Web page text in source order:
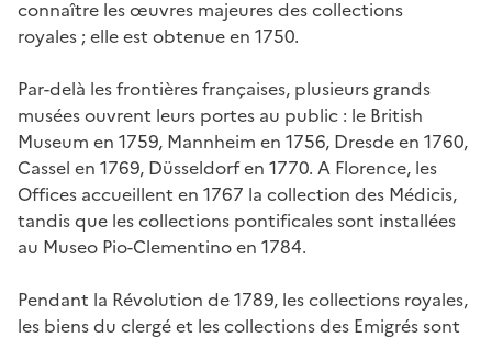
connaître les œuvres majeures des collections
royales ; elle est obtenue en 1750.
Par-delà les frontières françaises, plusieurs grands
musées ouvrent leurs portes au public : le British
Museum en 1759, Mannheim en 1756, Dresde en 1760,
Cassel en 1769, Düsseldorf en 1770. A Florence, les
Offices accueillent en 1767 la collection des Médicis,
tandis que les collections pontificales sont installées
au Museo Pio-Clementino en 1784.
Pendant la Révolution de 1789, les collections royales,
les biens du clergé et les collections des Emigrés sont